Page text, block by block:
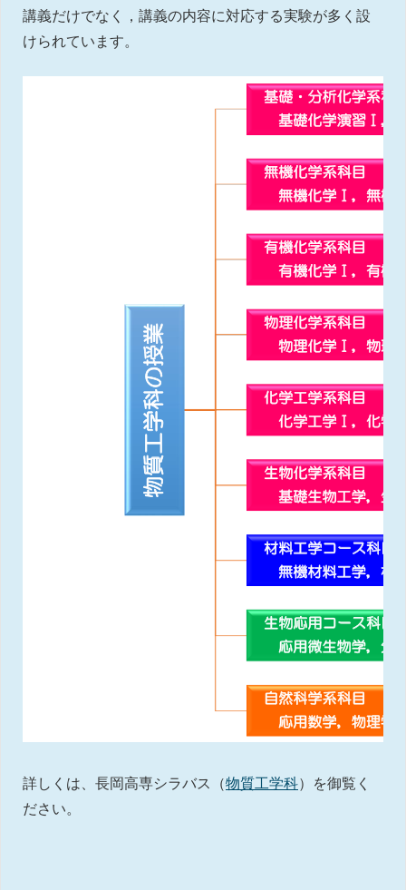
講義だけでなく，講義の内容に対応する実験が多く設
けられています。
詳しくは、長岡高専シラバス（物質工学科）を御覧く
ださい。